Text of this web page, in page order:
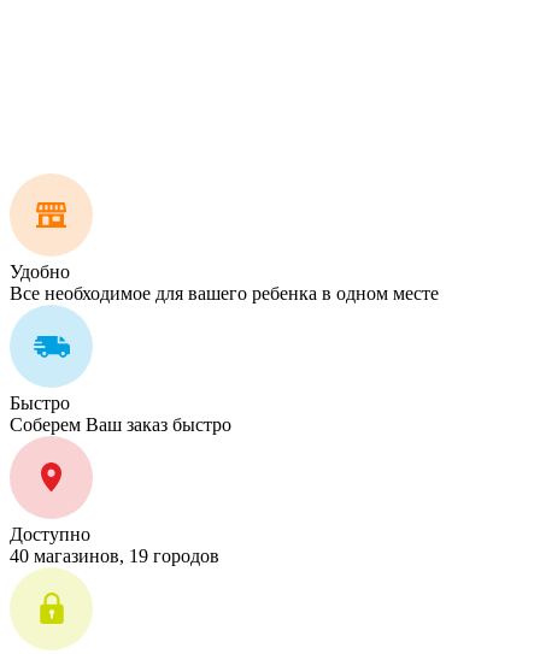
Удобно
Все необходимое для вашего ребенка в одном месте
Быстро
Соберем Ваш заказ быстро
Доступно
40 магазинов, 19 городов